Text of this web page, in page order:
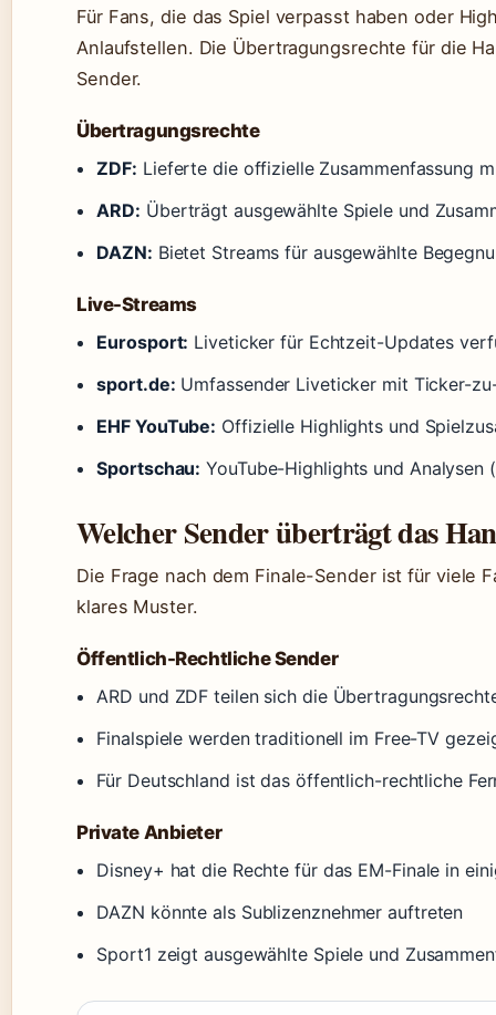
Für Fans, die das Spiel verpasst haben oder
Anlaufstellen. Die Übertragungsrechte für die
Sender.
Übertragungsrechte
ZDF: Lieferte die offizielle Zusammenfassung
ARD: Überträgt ausgewählte Spiele und
DAZN: Bietet Streams für ausgewählte
Live-Streams
Eurosport: Liveticker für Echtzeit-Updates
sport.de: Umfassender Liveticker mit Ticker-
EHF YouTube: Offizielle Highlights und
Sportschau: YouTube-Highlights und Analysen
Welcher Sender überträgt das
Die Frage nach dem Finale-Sender ist für viele
klares Muster.
Öffentlich-Rechtliche Sender
ARD und ZDF teilen sich die
Finalspiele werden traditionell im Free-TV
Für Deutschland ist das öffentlich-rechtliche
Private Anbieter
Disney+ hat die Rechte für das EM-Finale in
DAZN könnte als Sublizenznehmer auftreten
Sport1 zeigt ausgewählte Spiele und